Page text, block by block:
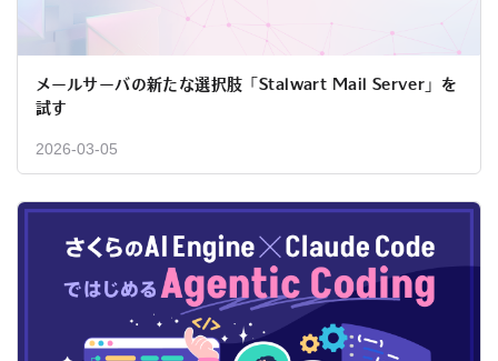
メールサーバの新たな選択肢「Stalwart Mail Server」を
試す
2026-03-05